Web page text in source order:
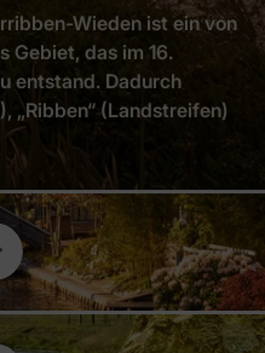
Wieden ist ein von
Gebiet, das im 16.
entstand. Dadurch
„Ribben“ (Landstreifen)